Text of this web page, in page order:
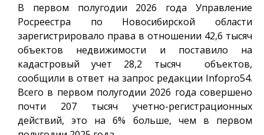
В первом полугодии 2026 года Управление
Росреестра по Новосибирской области
зарегистрировало права в отношении 42,6 тысяч
объектов недвижимости и поставило на
кадастровый учет 28,2 тысяч объектов,
сообщили в ответ на запрос редакции Infopro54.
Всего в первом полугодии 2026 года совершено
почти 207 тысяч учетно-регистрационных
действий, это на 6% больше, чем в первом